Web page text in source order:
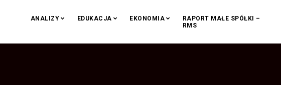
ANALIZY EDUKACJA EKONOMIA
RAPORT MAŁE SPÓŁKI –
RMS